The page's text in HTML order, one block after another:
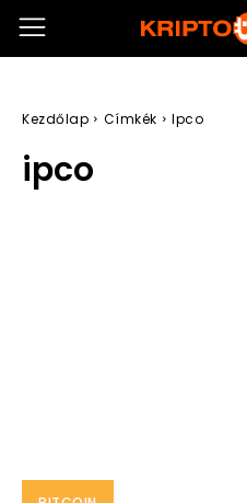
Kezdőlap Címkék Ipco
ipco